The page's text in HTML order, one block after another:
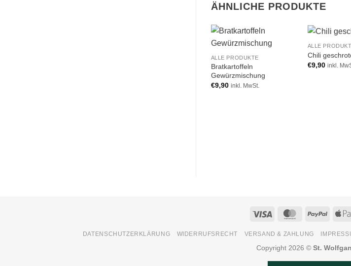
ÄHNLICHE PRODUKTE
ALLE PRODUKTE
Bratkartoffeln
Gewürzmischung
€9,90 inkl. MwSt.
ALLE
Chili
€9,90 inkl.
Visa MasterCardPayPal
DATENSCHUTZERKLÄRUNG WIDERRUFSRECHT VERSAND & ZAHLUNG
Copyright 2026 © St.